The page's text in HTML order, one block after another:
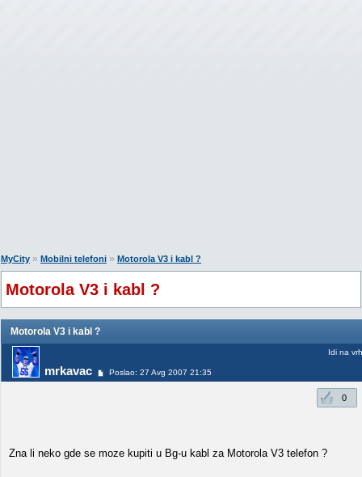
MyCity » Mobilni telefoni » Motorola V3 i kabl ?
Motorola V3 i kabl ?
Motorola V3 i kabl ?
mrkavac Poslao: 27 Avg 2007 21:35
Idi na vrh
0
Zna li neko gde se moze kupiti u Bg-u kabl za Motorola V3 telefon ?